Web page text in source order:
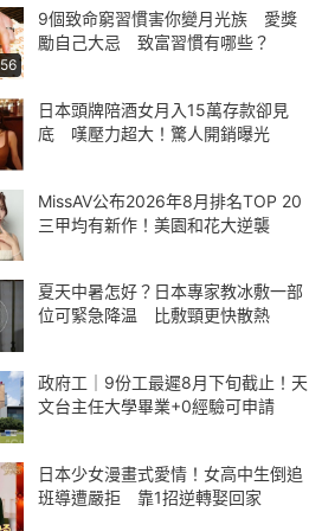
9個致命窮習慣害你變月光族 愛獎
勵自己大忌 致富習慣有哪些？
日本頭牌陪酒女月入15萬存款卻見
底 嘆壓力超大！驚人開銷曝光
MissAV公布2026年8月排名TOP 20
三甲均有新作！美園和花大逆襲
夏天中暑怎好？日本專家教冰敷一部
位可緊急降温 比敷頸更快散熱
政府工｜9份工最遲8月下旬截止！天
文台主任大學畢業+0經驗可申請
日本少女漫畫式愛情！女高中生倒追
班導遭嚴拒 靠1招逆轉娶回家